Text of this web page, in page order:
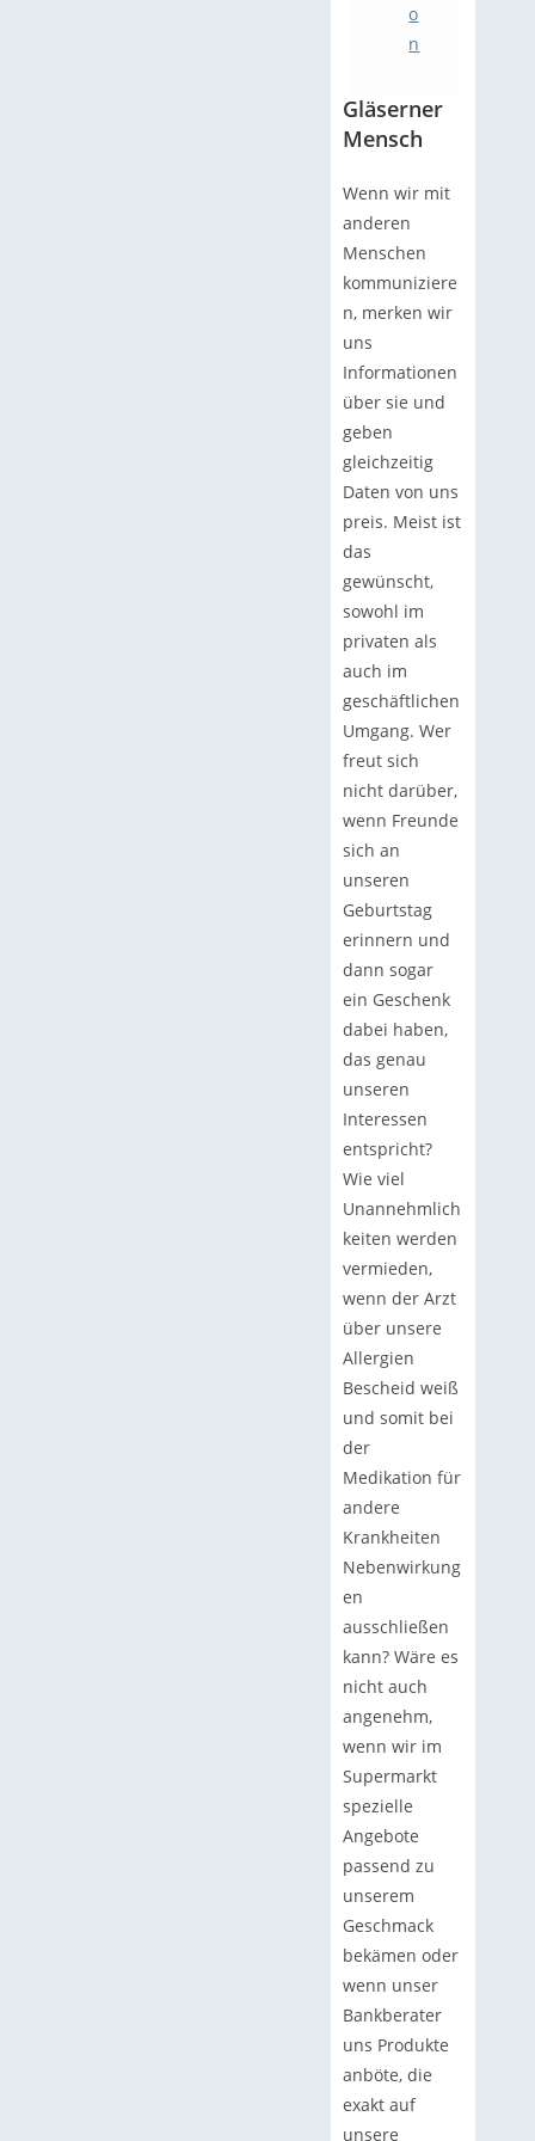
o
n
Gläserner
Mensch
Wenn wir mit
anderen
Menschen
kommuniziere
n, merken wir
uns
Informationen
über sie und
geben
gleichzeitig
Daten von uns
preis. Meist ist
das
gewünscht,
sowohl im
privaten als
auch im
geschäftlichen
Umgang. Wer
freut sich
nicht darüber,
wenn Freunde
sich an
unseren
Geburtstag
erinnern und
dann sogar
ein Geschenk
dabei haben,
das genau
unseren
Interessen
entspricht?
Wie viel
Unannehmlich
keiten werden
vermieden,
wenn der Arzt
über unsere
Allergien
Bescheid weiß
und somit bei
der
Medikation für
andere
Krankheiten
Nebenwirkung
en
ausschließen
kann? Wäre es
nicht auch
angenehm,
wenn wir im
Supermarkt
spezielle
Angebote
passend zu
unserem
Geschmack
bekämen oder
wenn unser
Bankberater
uns Produkte
anböte, die
exakt auf
unsere